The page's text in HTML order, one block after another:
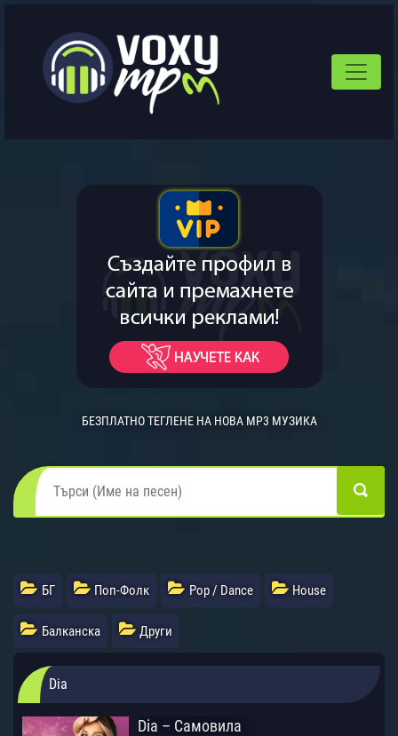
БЕЗПЛАТНО ТЕГЛЕНЕ НА НОВА MP3 МУЗИКА
БГ Поп-Фолк Pop / Dance House
Балканска Други
Dia
Dia – Самовила